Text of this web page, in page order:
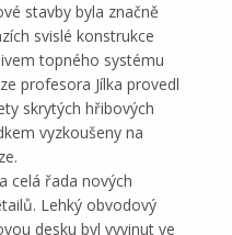
stavby byla značně
svislé konstrukce
topného systému
profesora Jílka provedl
skrytých hřibových
vyzkoušeny na
celá řada nových
Lehký obvodový
desku byl vyvinut ve